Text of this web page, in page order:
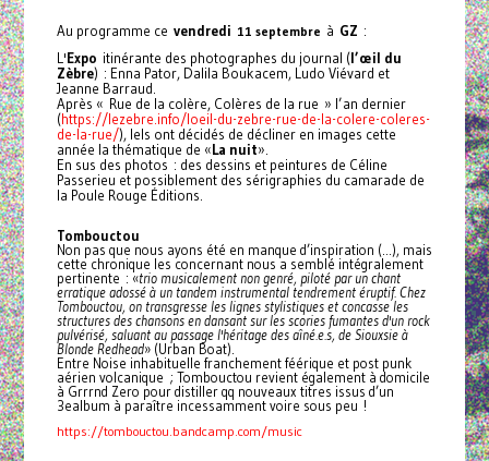
Au programme ce vendredi 11 septembre à GZ :
L'Expo itinérante des photographes du journal (l’œil du
Zèbre) : Enna Pator, Dalila Boukacem, Ludo Viévard et
Jeanne Barraud.
Après « Rue de la colère, Colères de la rue » l’an dernier
(https://lezebre.info/loeil-du-zebre-rue-de-la-colere-coleres-
de-la-rue/), Iels ont décidés de décliner en images cette
année la thématique de «La nuit».
En sus des photos : des dessins et peintures de Céline
Passerieu et possiblement des sérigraphies du camarade de
la Poule Rouge Éditions.
Tombouctou
Non pas que nous ayons été en manque d’inspiration (…), mais
cette chronique les concernant nous a semblé intégralement
pertinente : «trio musicalement non genré, piloté par un chant
erratique adossé à un tandem instrumental tendrement éruptif. Chez
Tombouctou, on transgresse les lignes stylistiques et concasse les
structures des chansons en dansant sur les scories fumantes d'un rock
pulvérisé, saluant au passage l'héritage des aîné.e.s, de Siouxsie à
Blonde Redhead» (Urban Boat).
Entre Noise inhabituelle franchement féérique et post punk
aérien volcanique ; Tombouctou revient également à domicile
à Grrrnd Zero pour distiller qq nouveaux titres issus d’un
3ealbum à paraître incessamment voire sous peu !
https://tombouctou.bandcamp.com/music